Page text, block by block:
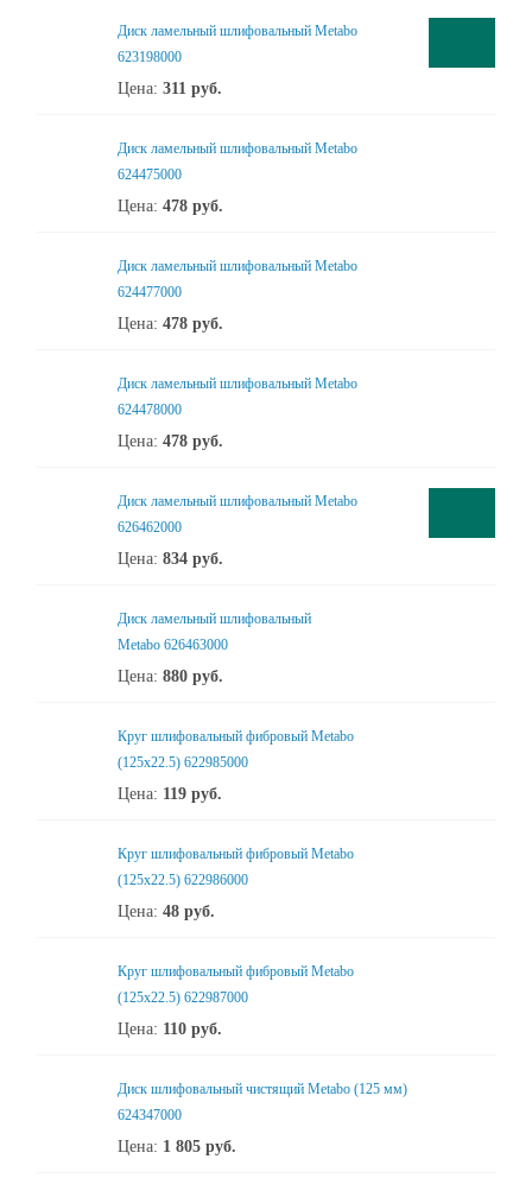
Диск ламельный шлифовальный Metabo
623198000
Цена: 311 руб.
Диск ламельный шлифовальный Metabo
624475000
Цена: 478 руб.
Диск ламельный шлифовальный Metabo
624477000
Цена: 478 руб.
Диск ламельный шлифовальный Metabo
624478000
Цена: 478 руб.
Диск ламельный шлифовальный Metabo
626462000
Цена: 834 руб.
Диск ламельный шлифовальный
Metabo 626463000
Цена: 880 руб.
Круг шлифовальный фибровый Metabo
(125х22.5) 622985000
Цена: 119 руб.
Круг шлифовальный фибровый Metabo
(125х22.5) 622986000
Цена: 48 руб.
Круг шлифовальный фибровый Metabo
(125х22.5) 622987000
Цена: 110 руб.
Диск шлифовальный чистящий Metabo (125 мм)
624347000
Цена: 1 805 руб.